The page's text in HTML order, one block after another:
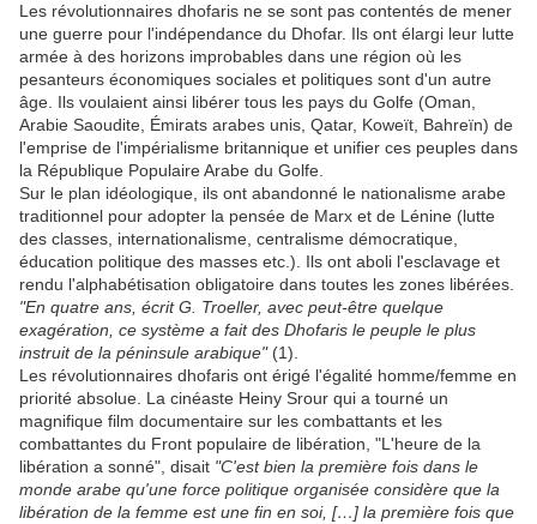
Les révolutionnaires dhofaris ne se sont pas contentés de mener
une guerre pour l'indépendance du Dhofar. Ils ont élargi leur lutte
armée à des horizons improbables dans une région où les
pesanteurs économiques sociales et politiques sont d'un autre
âge. Ils voulaient ainsi libérer tous les pays du Golfe (Oman,
Arabie Saoudite, Émirats arabes unis, Qatar, Koweït, Bahreïn) de
l'emprise de l'impérialisme britannique et unifier ces peuples dans
la République Populaire Arabe du Golfe.
Sur le plan idéologique, ils ont abandonné le nationalisme arabe
traditionnel pour adopter la pensée de Marx et de Lénine (lutte
des classes, internationalisme, centralisme démocratique,
éducation politique des masses etc.). Ils ont aboli l'esclavage et
rendu l'alphabétisation obligatoire dans toutes les zones libérées.
"En quatre ans, écrit G. Troeller, avec peut-être quelque
exagération, ce système a fait des Dhofaris le peuple le plus
instruit de la péninsule arabique" (1).
Les révolutionnaires dhofaris ont érigé l'égalité homme/femme en
priorité absolue. La cinéaste Heiny Srour qui a tourné un
magnifique film documentaire sur les combattants et les
combattantes du Front populaire de libération, "L'heure de la
libération a sonné", disait "C'est bien la première fois dans le
monde arabe qu'une force politique organisée considère que la
libération de la femme est une fin en soi, […] la première fois que